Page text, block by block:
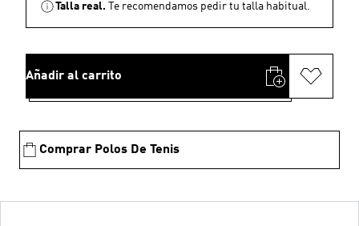
Talla real. Te recomendamos pedir tu talla habitual.
Añadir al carrito
Comprar Polos De Tenis